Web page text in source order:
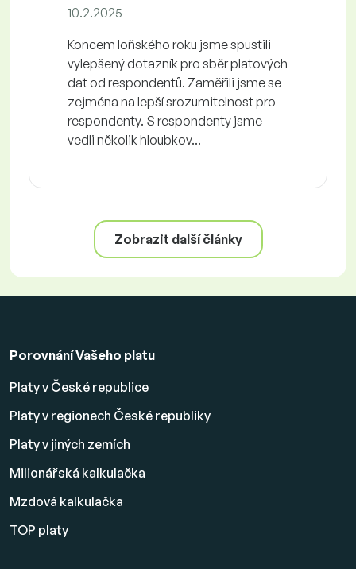
10.2.2025
Koncem loňského roku jsme spustili
vylepšený dotazník pro sběr platových
dat od respondentů. Zaměřili jsme se
zejména na lepší srozumitelnost pro
respondenty. S respondenty jsme
vedli několik hloubkov...
Zobrazit další články
Porovnání Vašeho platu
Platy v České republice
Platy v regionech České republiky
Platy v jiných zemích
Milionářská kalkulačka
Mzdová kalkulačka
TOP platy